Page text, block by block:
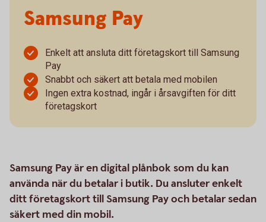
Samsung Pay
Enkelt att ansluta ditt företagskort till Samsung
Pay
Snabbt och säkert att betala med mobilen
Ingen extra kostnad, ingår i årsavgiften för ditt
företagskort
Samsung Pay är en digital plånbok som du kan
använda när du betalar i butik. Du ansluter enkelt
ditt företagskort till Samsung Pay och betalar sedan
säkert med din mobil.